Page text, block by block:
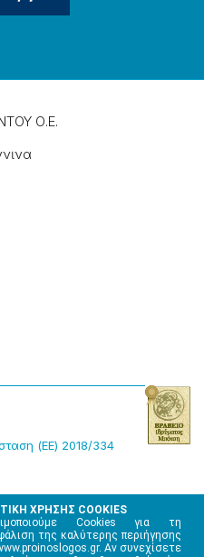
ΧΡΗΣΗΣ COOKIES
Cookies για τη
της καλύτερης περιήγησης
Αν συνεχίσετε
Ο.Ε.
(ΕΕ) 2018/334
Μ.Η.Τ. 220242